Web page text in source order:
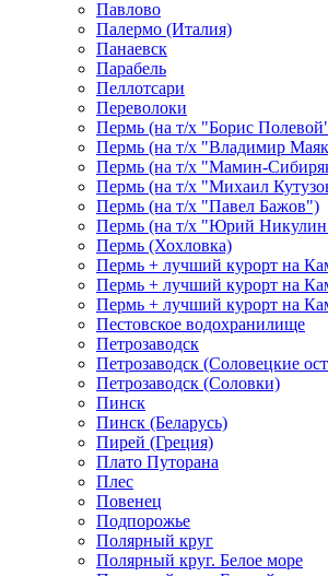
Павлово
Палермо (Италия)
Панаевск
Парабель
Пеллотсари
Переволоки
Пермь (на т/х "Борис
Пермь (на т/х "Владимир
Пермь (на т/х "Мамин-
Пермь (на т/х "Михаил
Пермь (на т/х "Павел Бажов")
Пермь (на т/х "Юрий
Пермь (Хохловка)
Пермь + лучший курорт на
Пермь + лучший курорт на
Пермь + лучший курорт на
Пестовское водохранилище
Петрозаводск
Петрозаводск (Соловецкие
Петрозаводск (Соловки)
Пинск
Пинск (Беларусь)
Пирей (Греция)
Плато Путорана
Плес
Повенец
Подпорожье
Полярный круг
Полярный круг. Белое море